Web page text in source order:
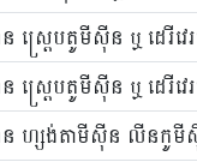
ស្ត្រេបតូមីស៊ីន ឬ ដេរីវ
ស្ត្រេបតូមីស៊ីន ឬ ដេរីវេ
ហ្សង់តាមីស៊ីន លីនកូមីស៊ី